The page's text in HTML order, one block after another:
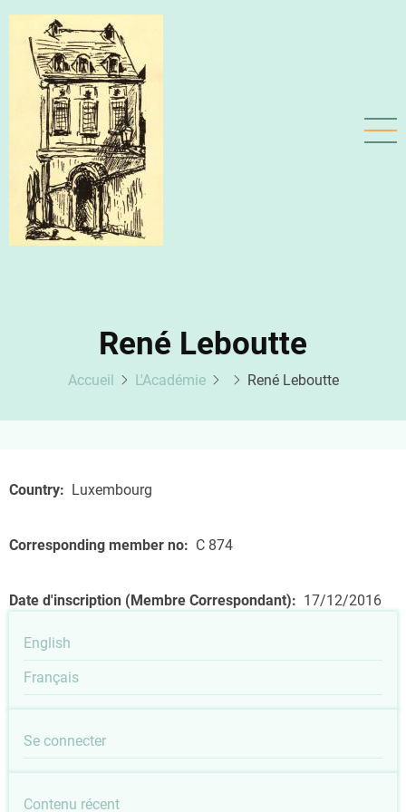
Aller
contenu
principal
René Leboutte
Accueil L'Académie René Leboutte
Country Luxembourg
Corresponding member no C 874
Date d'inscription (Membre Correspondant) 17/12/2016
English
Français
User
Se connecter
Contenu récent